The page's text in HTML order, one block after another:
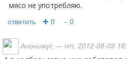
мясо не употребляю.
ответить ✚ 0 − 0
Анонимус — чт, 2012-08-09